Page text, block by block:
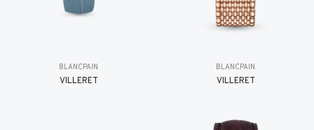
BLANCPAIN
VILLERET
BLANCPAIN
VILLERET